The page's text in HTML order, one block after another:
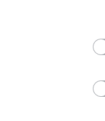
nie jestem